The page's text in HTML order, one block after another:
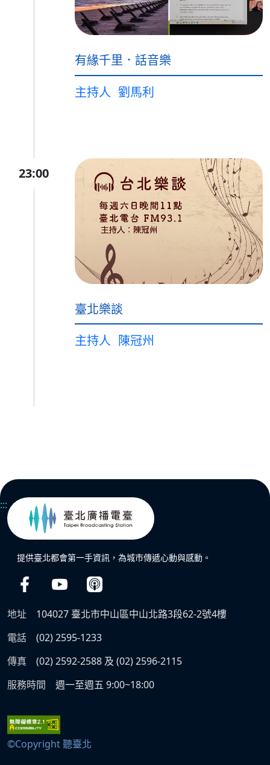
有緣千里．話音樂
主持人 劉馬利
23:00
臺北樂談
主持人 陳冠州
:::
提供臺北都會第一手資訊，為城市傳遞心動與感動。
地址
104027 臺北市中山區中山北路3段62-2號4樓
電話
(02) 2595-1233
傳真
(02) 2592-2588 及 (02) 2596-2115
服務時間
週一至週五 9:00~18:00
©Copyright 聽臺北